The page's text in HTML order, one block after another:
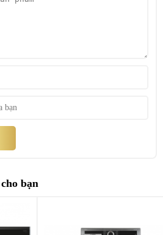
3 lớp chống dính bền bỉ
bạn